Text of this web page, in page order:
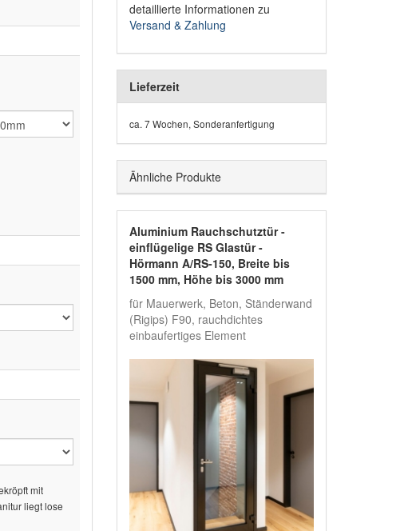
mit
liegt lose
detaillierte Informationen zu
Versand & Zahlung
Lieferzeit
ca. 7 Wochen, Sonderanfertigung
Ähnliche Produkte
Aluminium Rauchschutztür -
einflügelige RS Glastür -
Hörmann A/RS-150, Breite bis
1500 mm, Höhe bis 3000 mm
für Mauerwerk, Beton, Ständerwand
(Rigips) F90, rauchdichtes
einbaufertiges Element